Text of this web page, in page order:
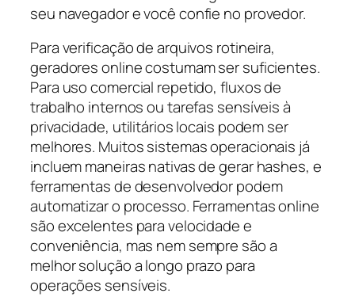
seu navegador e você confie no provedor.
Para verificação de arquivos rotineira,
geradores online costumam ser suficientes.
Para uso comercial repetido, fluxos de
trabalho internos ou tarefas sensíveis à
privacidade, utilitários locais podem ser
melhores. Muitos sistemas operacionais já
incluem maneiras nativas de gerar hashes, e
ferramentas de desenvolvedor podem
automatizar o processo. Ferramentas online
são excelentes para velocidade e
conveniência, mas nem sempre são a
melhor solução a longo prazo para
operações sensíveis.